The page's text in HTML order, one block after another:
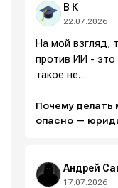
О проекте
Реклама
Предложение
О проекте
Реклама
Предложение
В К
22.07.2026
На мой взгляд,
против ИИ - это
такое не…
Почему делать
опасно —
Андрей
17.07.2026